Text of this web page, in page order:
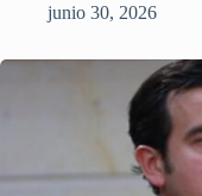
junio 30, 2026